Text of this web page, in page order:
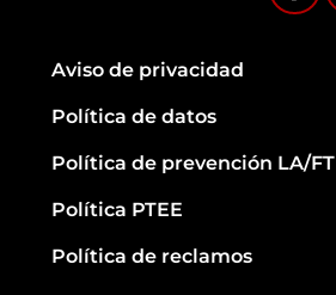
Aviso de privacidad
Política de datos
Política de prevención LA/FT
Política PTEE
Política de reclamos